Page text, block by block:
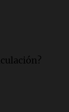
Riacho
a la